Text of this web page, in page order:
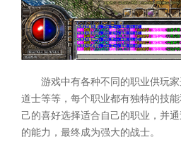
游戏中有各种不同的职业供玩家
道士等等，每个职业都有独特的技
己的喜好选择适合自己的职业，并
的能力，最终成为强大的战士。